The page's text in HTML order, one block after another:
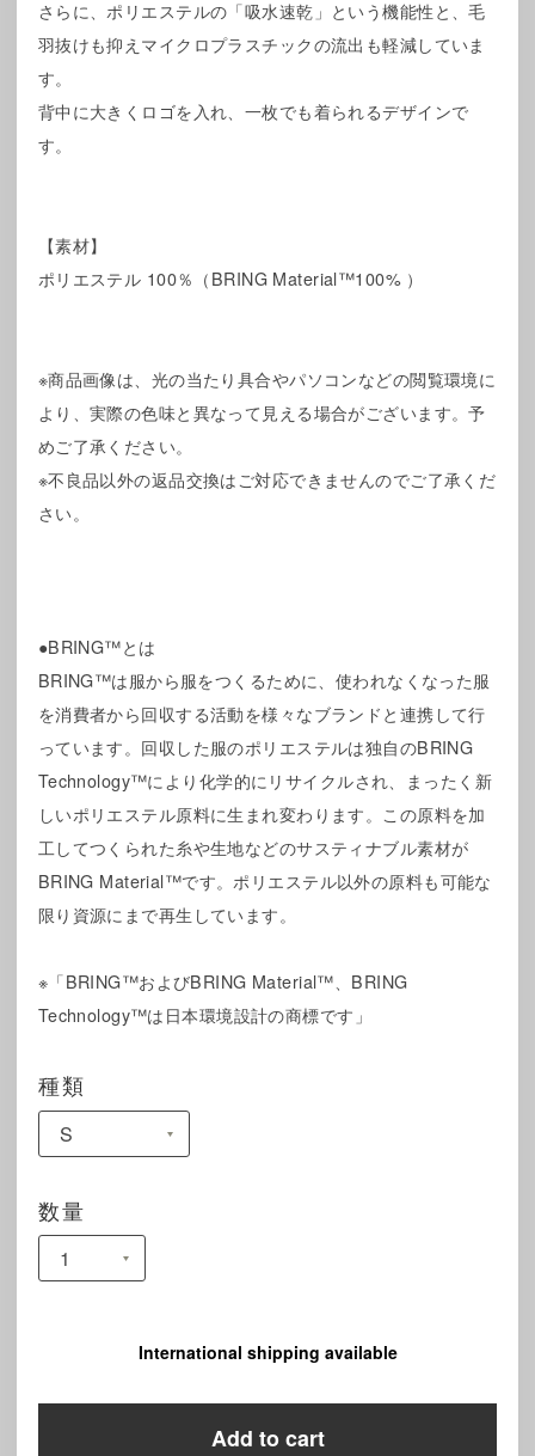
さらに、ポリエステルの「吸水速乾」という機能性と、毛
羽抜けも抑えマイクロプラスチックの流出も軽減していま
す。
背中に大きくロゴを入れ、一枚でも着られるデザインで
す。
【素材】
ポリエステル 100％（BRING Material™100% ）
※商品画像は、光の当たり具合やパソコンなどの閲覧環境に
より、実際の色味と異なって見える場合がございます。予
めご了承ください。
※不良品以外の返品交換はご対応できませんのでご了承くだ
さい。
●BRING™とは
BRING™は服から服をつくるために、使われなくなった服
を消費者から回収する活動を様々なブランドと連携して行
っています。回収した服のポリエステルは独自のBRING
Technology™により化学的にリサイクルされ、まったく新
しいポリエステル原料に生まれ変わります。この原料を加
工してつくられた糸や生地などのサスティナブル素材が
BRING Material™です。ポリエステル以外の原料も可能な
限り資源にまで再生しています。
※「BRING™およびBRING Material™、BRING
Technology™は日本環境設計の商標です」
種類
数量
International shipping available
Add to cart